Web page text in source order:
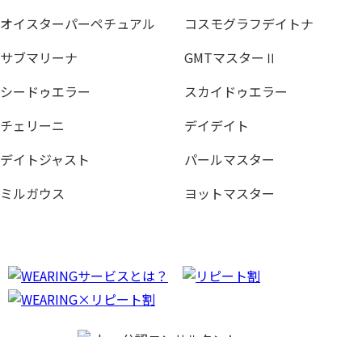
オイスターパーペチュアル
コスモグラフデイトナ
サブマリーナ
GMTマスターⅡ
シードゥエラー
スカイドゥエラー
チェリーニ
デイデイト
デイトジャスト
パールマスター
ミルガウス
ヨットマスター